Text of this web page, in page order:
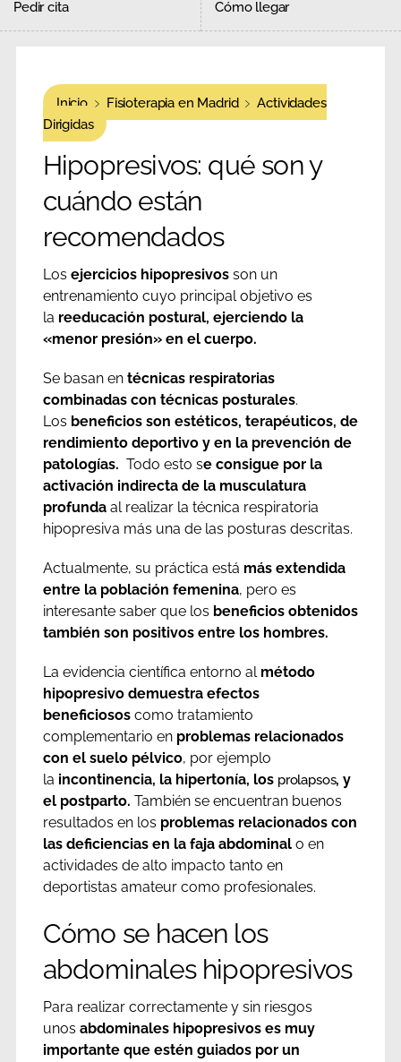
Pedir cita Cómo llegar
Inicio Fisioterapia en Madrid
Actividades
Dirigidas
Hipopresivos: qué son y
cuándo están
recomendados
Los ejercicios hipopresivosson un
entrenamiento cuyo principal objetivo es
la reeducación postural, ejerciendo la
«menor presión» en el cuerpo.
Se basan entécnicas respiratorias
combinadas con técnicas posturales.
Los beneficios son estéticos, terapéuticos, de
rendimiento deportivo y en la prevención de
patologías. Todo esto se consigue por la
activación indirecta de la musculatura
profundaal realizar la técnica respiratoria
hipopresiva más una de las posturas descritas.
Actualmente, su práctica está más extendida
entre la población femenina, pero es
interesante saber que los beneficios obtenidos
también son positivos entre los hombres.
La evidencia científica entorno al método
hipopresivo demuestra efectos
beneficiososcomo tratamiento
complementario en problemas relacionados
con el suelo pélvico, por ejemplo
la incontinencia, la hipertonía, los prolapsos, y
el postparto. También se encuentran buenos
resultados en los problemas relacionados con
las deficiencias en la faja abdominalo en
actividades de alto impacto tanto en
deportistas amateur como profesionales.
Cómo se hacen los
abdominales hipopresivos
Para realizar correctamente y sin riesgos
unos abdominales hipopresivos es muy
importante que estén guiados por un